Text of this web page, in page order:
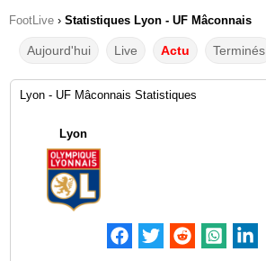
FootLive › Statistiques Lyon - UF Mâconnais
Aujourd'hui Live Actu Terminés
Lyon - UF Mâconnais Statistiques
Lyon